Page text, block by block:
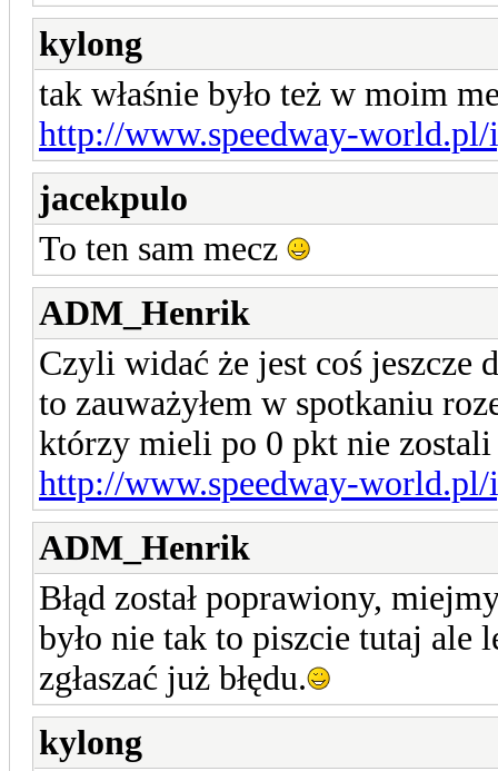
kylong
tak właśnie było też w moim
http://www.speedway-
jacekpulo
To ten sam mecz
ADM_Henrik
Czyli widać że jest coś
to zauważyłem w spotkaniu
którzy mieli po 0 pkt nie
http://www.speedway-
ADM_Henrik
Błąd został poprawiony,
było nie tak to piszcie tutaj ale
zgłaszać już błędu.
kylong